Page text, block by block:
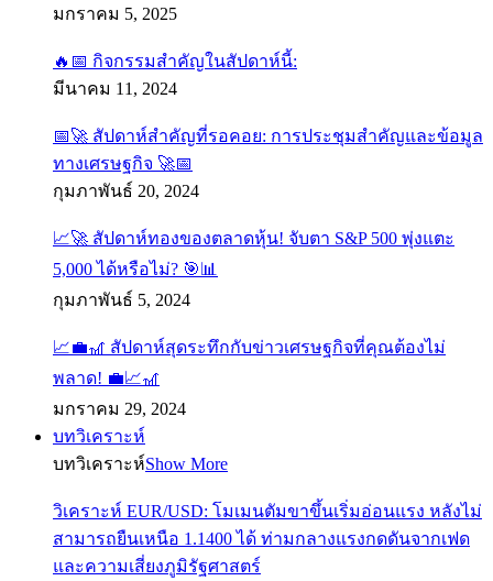
มกราคม 5, 2025
🔥📅 กิจกรรมสำคัญในสัปดาห์นี้:
มีนาคม 11, 2024
📅🚀 สัปดาห์สำคัญที่รอคอย: การประชุมสำคัญและข้อมูล
ทางเศรษฐกิจ 🚀📅
กุมภาพันธ์ 20, 2024
📈🚀 สัปดาห์ทองของตลาดหุ้น! จับตา S&P 500 พุ่งแตะ
5,000 ได้หรือไม่? 🎯📊
กุมภาพันธ์ 5, 2024
📈💼🎢 สัปดาห์สุดระทึกกับข่าวเศรษฐกิจที่คุณต้องไม่
พลาด! 💼📈🎢
มกราคม 29, 2024
บทวิเคราะห์
บทวิเคราะห์Show More
วิเคราะห์ EUR/USD: โมเมนตัมขาขึ้นเริ่มอ่อนแรง หลังไม่
สามารถยืนเหนือ 1.1400 ได้ ท่ามกลางแรงกดดันจากเฟด
และความเสี่ยงภูมิรัฐศาสตร์